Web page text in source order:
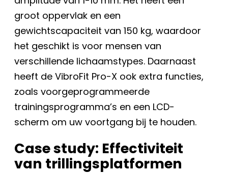
groot oppervlak en een
gewichtscapaciteit van 150 kg, waardoor
het geschikt is voor mensen van
verschillende lichaamstypes. Daarnaast
heeft de VibroFit Pro-X ook extra functies,
zoals voorgeprogrammeerde
trainingsprogramma’s en een LCD-
scherm om uw voortgang bij te houden.
Case study: Effectiviteit
van trillingsplatformen